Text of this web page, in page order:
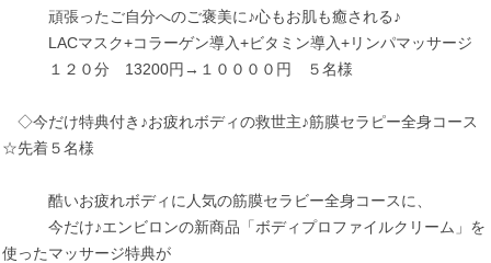
頑張ったご自分へのご褒美に♪心もお肌も癒される♪
LACマスク+コラーゲン導入+ビタミン導入+リンパマッサージ
１２０分 13200円→１００００円 ５名様
◇今だけ特典付き♪お疲れボディの救世主♪筋膜セラピー全身コース
☆先着５名様
酷いお疲れボディに人気の筋膜セラビー全身コースに、
今だけ♪エンビロンの新商品「ボディプロファイルクリーム」を
使ったマッサージ特典が